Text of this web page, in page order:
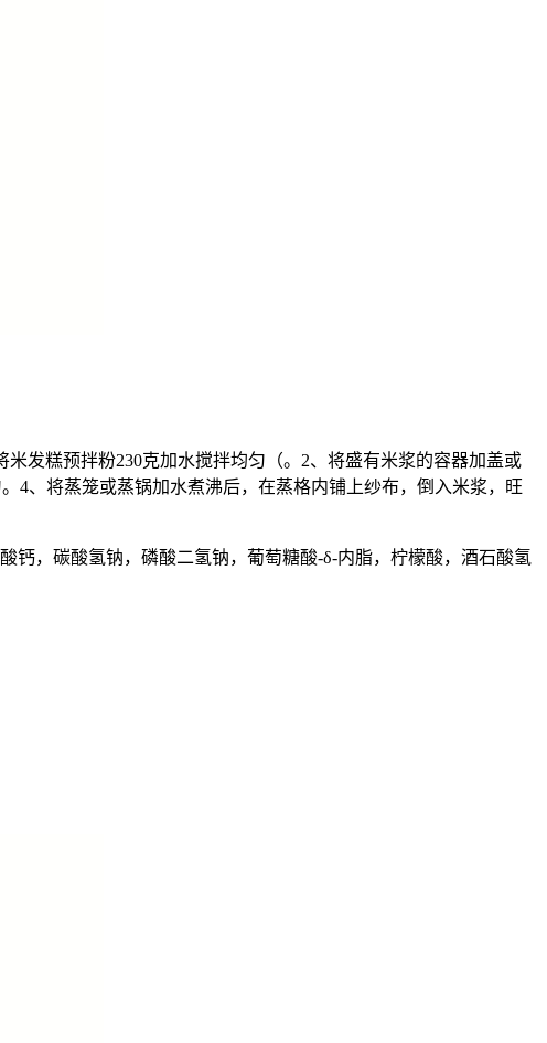
发糕预拌粉230克加水搅拌均匀（。2、将盛有米浆的容器加盖或
4、将蒸笼或蒸锅加水煮沸后，在蒸格内铺上纱布，倒入米浆，旺
钙，碳酸氢钠，磷酸二氢钠，葡萄糖酸-δ-内脂，柠檬酸，酒石酸氢